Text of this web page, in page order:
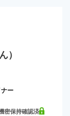
）
ー
密保持確認済